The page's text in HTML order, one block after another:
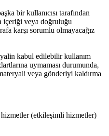
bir kullanıcısı tarafından
içeriği veya doğruluğu
karşı sorumlu olmayacağız
kabul edilebilir kullanım
uymaması durumunda,
veya gönderiyi kaldırma
(etkileşimli hizmetler)